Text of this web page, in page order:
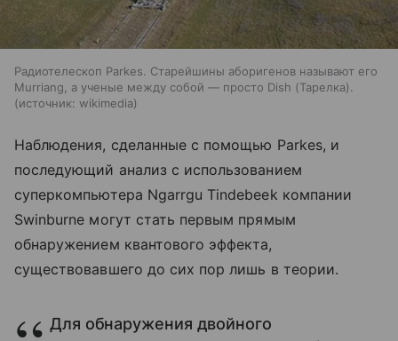
Радиотелескоп Parkes. Старейшины аборигенов называют его
Murriang, а ученые между собой — просто Dish (Тарелка).
источник: wikimedia
Наблюдения, сделанные с помощью Parkes, и
последующий анализ с использованием
суперкомпьютера Ngarrgu Tindebeek компании
Swinburne могут стать первым прямым
обнаружением квантового эффекта,
существовавшего до сих пор лишь в теории.
Для обнаружения двойного